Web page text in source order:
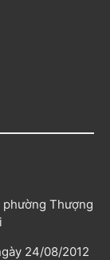
phường Thượng
24/08/2012